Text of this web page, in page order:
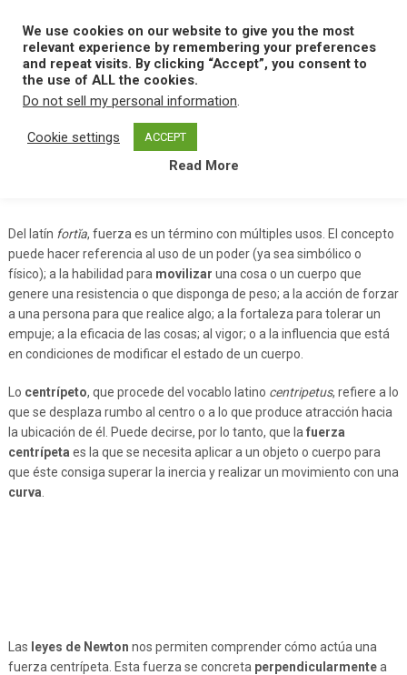
content
MENU
Home F Fuerza Centripeta
Fuerza Centripeta
Del latín fortĭa, fuerza es un término con múltiples usos. El concepto
puede hacer referencia al uso de un poder (ya sea simbólico o
físico); a la habilidad para movilizar una cosa o un cuerpo que
genere una resistencia o que disponga de peso; a la acción de forzar
a una persona para que realice algo; a la fortaleza para tolerar un
empuje; a la eficacia de las cosas; al vigor; o a la influencia que está
en condiciones de modificar el estado de un cuerpo.
Lo centrípeto, que procede del vocablo latino centripetus, refiere a lo
que se desplaza rumbo al centro o a lo que produce atracción hacia
la ubicación de él. Puede decirse, por lo tanto, que la fuerza
centrípeta es la que se necesita aplicar a un objeto o cuerpo para
que éste consiga superar la inercia y realizar un movimiento con una
curva
Las leyes de Newton nos permiten comprender cómo actúa una
fuerza centrípeta. Esta fuerza se concreta perpendicularmentea
We use cookies on our website to give you the most
relevant experience by remembering your preferences
and repeat visits. By clicking “Accept”, you consent to
the use of ALL the cookies.
Do not sell my personal information.
Cookie settings ACCEPT
Read More